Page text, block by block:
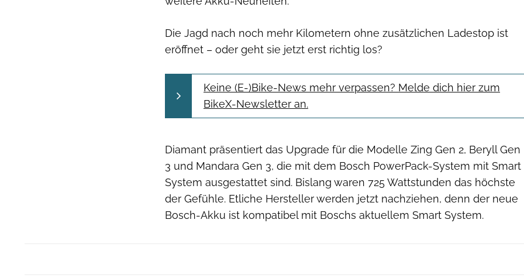
Die Jagd nach noch mehr Kilometern ohne zusätzlichen Ladestop ist
eröffnet – oder geht sie jetzt erst richtig los?
Keine (E-)Bike-News mehr verpassen? Melde dich hier zum
BikeX-Newsletter an.
Diamant präsentiert das Upgrade für die Modelle Zing Gen 2, Beryll Gen
3 und Mandara Gen 3, die mit dem Bosch PowerPack-System mit Smart
System ausgestattet sind. Bislang waren 725 Wattstunden das höchste
der Gefühle. Etliche Hersteller werden jetzt nachziehen, denn der neue
Bosch-Akku ist kompatibel mit Boschs aktuellem Smart System.